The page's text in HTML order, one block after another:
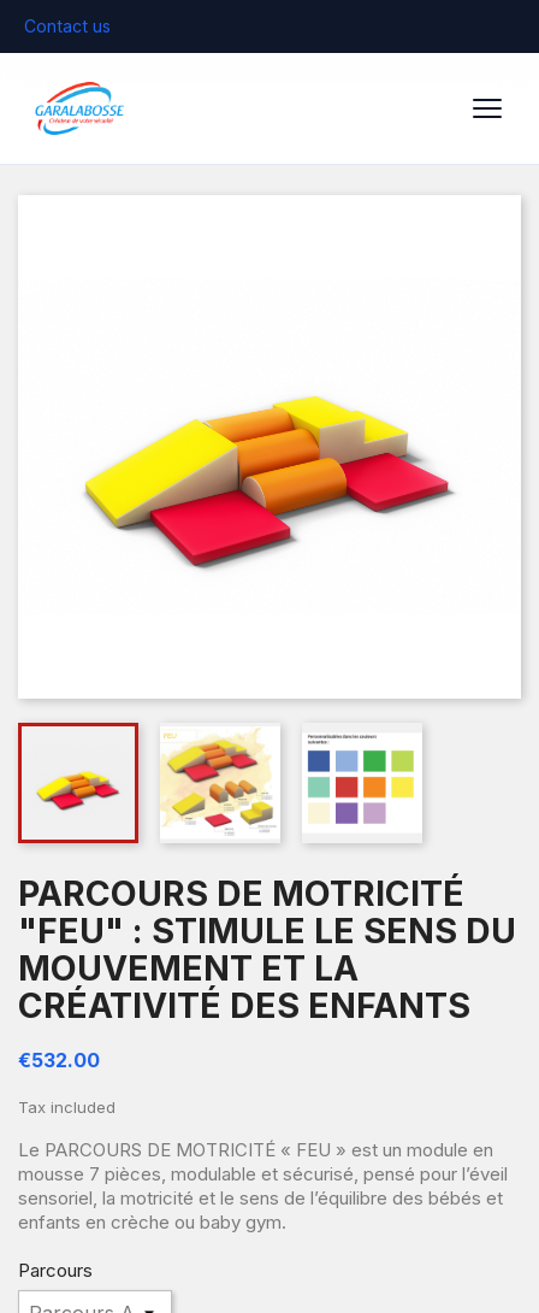
Contact us
PARCOURS DE MOTRICITÉ
"FEU" : STIMULE LE SENS DU
MOUVEMENT ET LA
CRÉATIVITÉ DES ENFANTS
€532.00
Tax included
Le PARCOURS DE MOTRICITÉ « FEU » est un module en
mousse 7 pièces, modulable et sécurisé, pensé pour l’éveil
sensoriel, la motricité et le sens de l’équilibre des bébés et
enfants en crèche ou baby gym.
Parcours